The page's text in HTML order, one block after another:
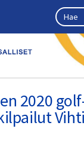
kansalliset
2020